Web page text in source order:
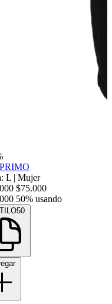
L | Mujer
$75.000
50% usando
Agregar